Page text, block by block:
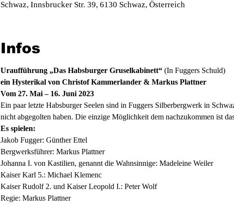
Schwaz, Innsbrucker Str. 39, 6130 Schwaz, Österreich
Infos
Uraufführung „Das Habsburger Gruselkabinett“ (In Fuggers Schuld)
ein Hysterikal von Christof Kammerlander & Markus Plattner
Vom 27. Mai – 16. Juni 2023
Ein paar letzte Habsburger Seelen sind in Fuggers Silberbergwerk in
nicht abgegolten haben. Die einzige Möglichkeit dem nachzukommen ist
Es spielen:
Jakob Fugger: Günther Ettel
Bergwerksführer: Markus Plattner
Johanna I. von Kastilien, genannt die Wahnsinnige: Madeleine Weiler
Kaiser Karl 5.: Michael Klemenc
Kaiser Rudolf 2. und Kaiser Leopold I.: Peter Wolf
Regie: Markus Plattner